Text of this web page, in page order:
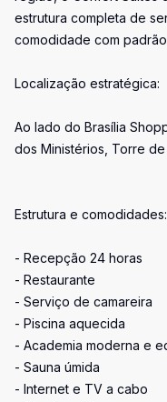
estrutura completa de
comodidade com
Localização estratégica:
Ao lado do Brasília
dos Ministérios, Torre
Estrutura e comodidades:
- Recepção 24 horas
- Restaurante
- Serviço de camareira
- Piscina aquecida
- Academia moderna e
- Sauna úmida
- Internet e TV a cabo